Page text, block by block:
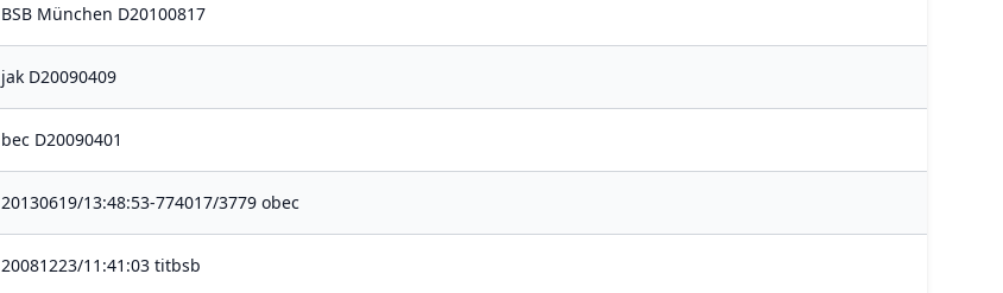
BSB München D20100817
jak D20090409
bec D20090401
20130619/13:48:53-774017/3779 obec
20081223/11:41:03 titbsb